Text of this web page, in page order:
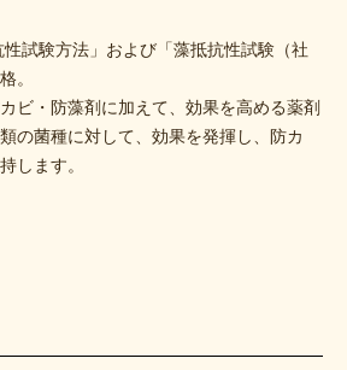
性試験⽅法」および「藻抵抗性試験（社
。
ビ・防藻剤に加えて、効果を高める薬剤
の菌種に対して、効果を発揮し、防カ
します。